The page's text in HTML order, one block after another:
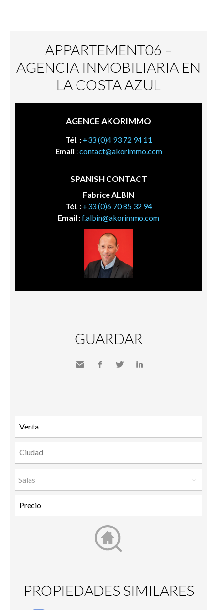
APPARTEMENT06 –
AGENCIA INMOBILIARIA EN
LA COSTA AZUL
AGENCE AKORIMMO
Tél. : +33 (0)4 93 72 94 11
Email :contact@akorimmo.com
SPANISH CONTACT
Fabrice ALBIN
Tél. : +33 (0)6 70 85 32 94
Email :f.albin@akorimmo.com
GUARDAR
Salas
PROPIEDADES SIMILARES